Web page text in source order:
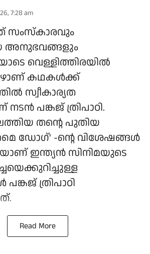
7:28 am
സംസ്കാരവും
അനുഭവങ്ങളും
വെള്ളിത്തിരയിൽ
കഥകൾക്ക്
സ്വീകാര്യത
നടൻ പങ്കജ് ത്രിപാഠി.
തന്റെ പുതിയ
ഡോഗ്' -ന്റെ വിശേഷങ്ങൾ
ഇന്ത്യൻ സിനിമയുടെ
ത്രിപാഠി
Read More